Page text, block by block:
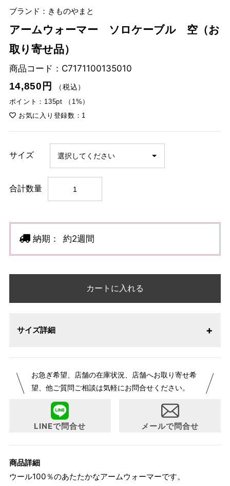
ブランド：きものやまと
アームウォーマー ソロケーブル 空（お
取り寄せ品）
商品コード： C7171100135010
14,850円
（税込）
ポイント：135pt （1%）
お気に入り登録数：1
サイズ
合計数量
納期： 約2週間
カートに入れる
サイズ詳細
お急ぎ希望、店舗の在庫状況、店舗へお取り寄せ希
望、他ご質問ご相談は気軽にお問合せください。
LINEで問合せ メールで問合せ
商品詳細
ウール100％のあたたかなアームウォーマーです。